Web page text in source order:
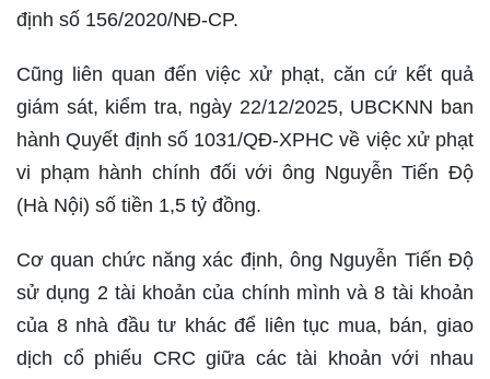
định số 156/2020/NĐ-CP.
Cũng liên quan đến việc xử phạt, căn cứ kết quả
giám sát, kiểm tra, ngày 22/12/2025, UBCKNN ban
hành Quyết định số 1031/QĐ-XPHC về việc xử phạt
vi phạm hành chính đối với ông Nguyễn Tiến Độ
(Hà Nội) số tiền 1,5 tỷ đồng.
Cơ quan chức năng xác định, ông Nguyễn Tiến Độ
sử dụng 2 tài khoản của chính mình và 8 tài khoản
của 8 nhà đầu tư khác để liên tục mua, bán, giao
dịch cổ phiếu CRC giữa các tài khoản với nhau